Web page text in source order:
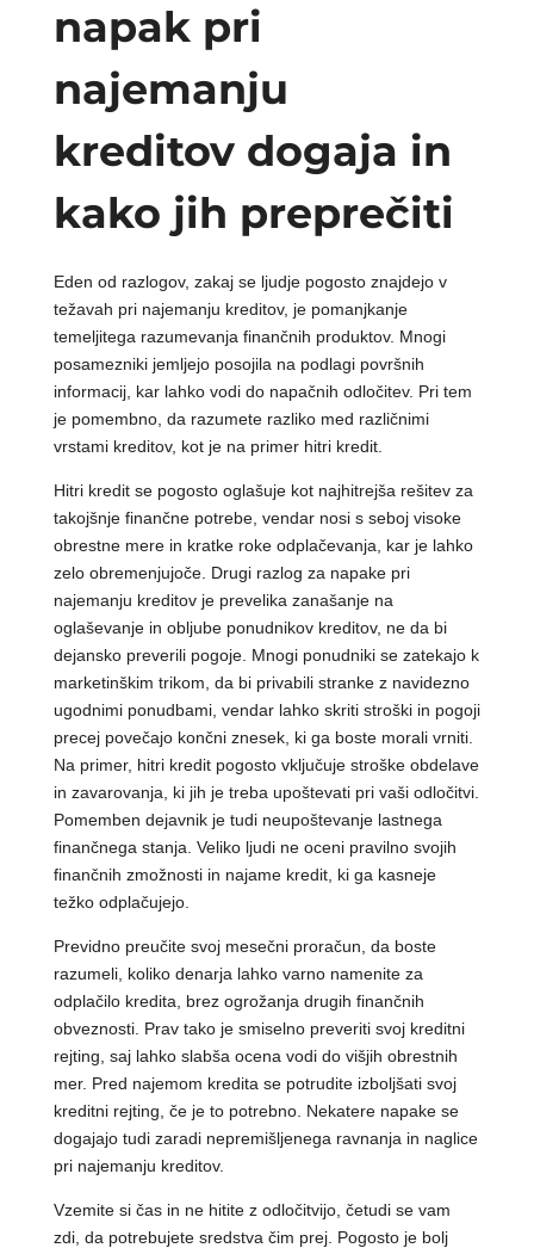
napak pri
najemanju
kreditov dogaja in
kako jih preprečiti
Eden od razlogov, zakaj se ljudje pogosto znajdejo v
težavah pri najemanju kreditov, je pomanjkanje
temeljitega razumevanja finančnih produktov. Mnogi
posamezniki jemljejo posojila na podlagi površnih
informacij, kar lahko vodi do napačnih odločitev. Pri tem
je pomembno, da razumete razliko med različnimi
vrstami kreditov, kot je na primer hitri kredit.
Hitri kredit se pogosto oglašuje kot najhitrejša rešitev za
takojšnje finančne potrebe, vendar nosi s seboj visoke
obrestne mere in kratke roke odplačevanja, kar je lahko
zelo obremenjujoče. Drugi razlog za napake pri
najemanju kreditov je prevelika zanašanje na
oglaševanje in obljube ponudnikov kreditov, ne da bi
dejansko preverili pogoje. Mnogi ponudniki se zatekajo k
marketinškim trikom, da bi privabili stranke z navidezno
ugodnimi ponudbami, vendar lahko skriti stroški in pogoji
precej povečajo končni znesek, ki ga boste morali vrniti.
Na primer, hitri kredit pogosto vključuje stroške obdelave
in zavarovanja, ki jih je treba upoštevati pri vaši odločitvi.
Pomemben dejavnik je tudi neupoštevanje lastnega
finančnega stanja. Veliko ljudi ne oceni pravilno svojih
finančnih zmožnosti in najame kredit, ki ga kasneje
težko odplačujejo.
Previdno preučite svoj mesečni proračun, da boste
razumeli, koliko denarja lahko varno namenite za
odplačilo kredita, brez ogrožanja drugih finančnih
obveznosti. Prav tako je smiselno preveriti svoj kreditni
rejting, saj lahko slabša ocena vodi do višjih obrestnih
mer. Pred najemom kredita se potrudite izboljšati svoj
kreditni rejting, če je to potrebno. Nekatere napake se
dogajajo tudi zaradi nepremišljenega ravnanja in naglice
pri najemanju kreditov.
Vzemite si čas in ne hitite z odločitvijo, četudi se vam
zdi, da potrebujete sredstva čim prej. Pogosto je bolj